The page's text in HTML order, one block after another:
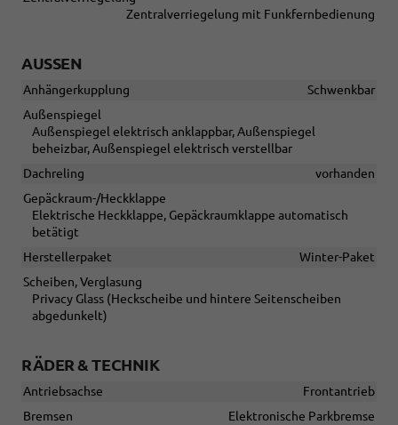
Zentralverriegelung mit Funkfernbedienung
AUSSEN
Anhängerkupplung
Schwenkbar
Außenspiegel
Außenspiegel elektrisch anklappbar, Außenspiegel
beheizbar, Außenspiegel elektrisch verstellbar
Dachreling
vorhanden
Gepäckraum-/Heckklappe
Elektrische Heckklappe, Gepäckraumklappe automatisch
betätigt
Herstellerpaket
Winter-Paket
Scheiben, Verglasung
Privacy Glass (Heckscheibe und hintere Seitenscheiben
abgedunkelt)
RÄDER & TECHNIK
Antriebsachse
Frontantrieb
Bremsen
Elektronische Parkbremse